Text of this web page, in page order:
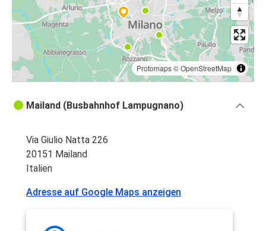
Protomaps©OpenStreetMap
Mailand (Busbahnhof Lampugnano)
Via Giulio Natta 226
20151 Mailand
Italien
Adresse auf Google Maps anzeigen